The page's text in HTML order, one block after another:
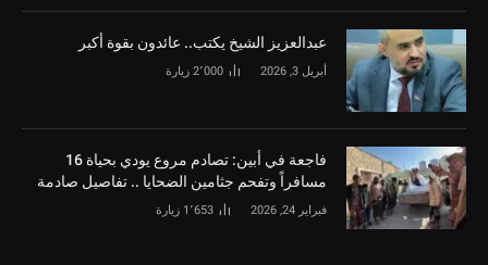
‏عبدالعزيز الشيخ يكتب.. عائدون بقوة أكبر
أبريل 3, 2026 2٬000 زيارة
فاجعة في أبين: تصادم مروع يودي بحياة 16
مسافراً وتفحم جثامين الضحايا .. تفاصيل صادمة
فبراير 24, 2026 1٬653 زيارة